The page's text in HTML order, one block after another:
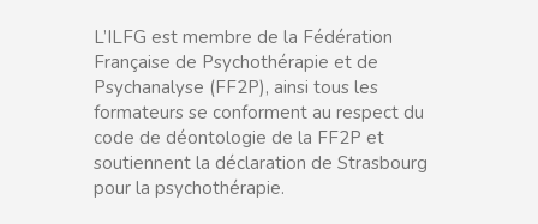
L’ILFG est membre de la Fédération
Française de Psychothérapie et de
Psychanalyse (FF2P), ainsi tous les
formateurs se conforment au respect du
code de déontologie de la FF2P et
soutiennent la déclaration de Strasbourg
pour la psychothérapie.